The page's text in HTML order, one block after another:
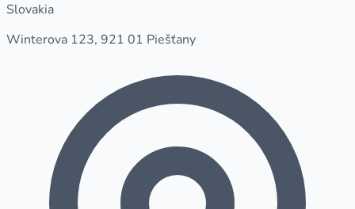
Slovakia
Winterova 123, 921 01 Piešťany